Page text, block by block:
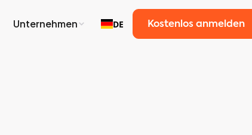
Unternehmen DE Kostenlos anmelden